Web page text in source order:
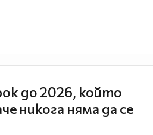
до 2026, който
никога няма да се